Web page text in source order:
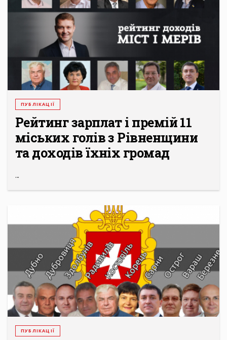
ПУБЛІКАЦІЇ
Рейтинг зарплат і премій 11
міських голів з Рівненщини
та доходів їхніх громад
...
ПУБЛІКАЦІЇ